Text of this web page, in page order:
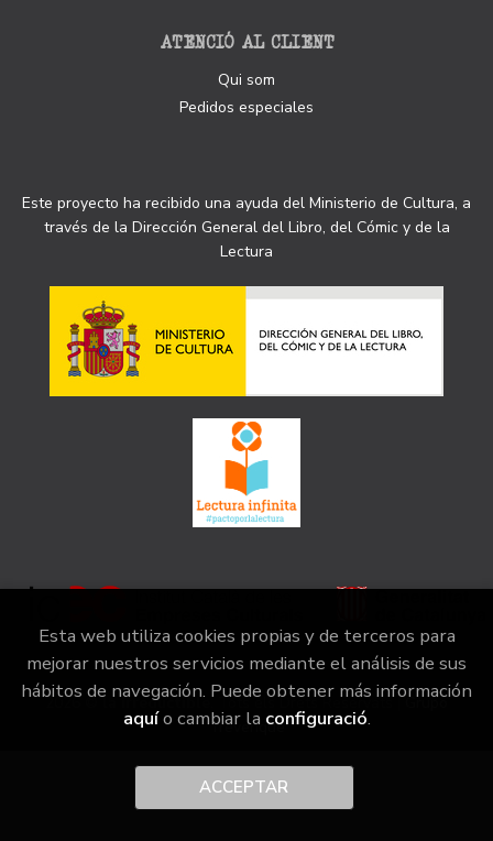
ATENCIÓ AL CLIENT
Qui som
Pedidos especiales
Este proyecto ha recibido una ayuda del Ministerio de Cultura, a
través de la Dirección General del Libro, del Cómic y de la
Lectura
2026 ©la irreductible . Tots els Drets Reservats |Grupo
Trevenque
Esta web utiliza cookies propias y de terceros para
mejorar nuestros servicios mediante el análisis de sus
hábitos de navegación. Puede obtener más información
aquío cambiar la configuració.
ACCEPTAR